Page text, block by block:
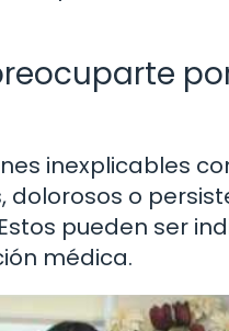
inexplicables
o
pueden ser
médica.